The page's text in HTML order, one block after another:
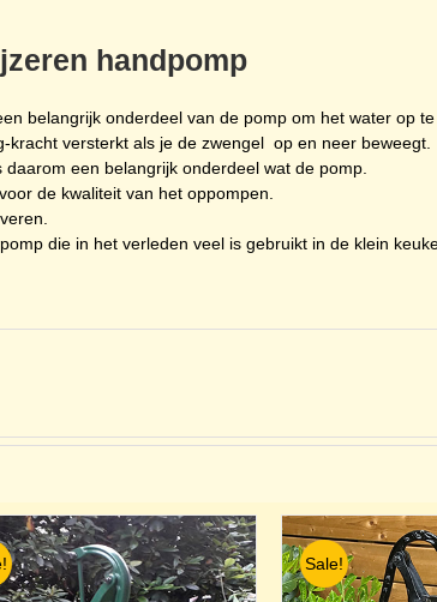
handpomp
belangrijk onderdeel van de pomp om het water op te
versterkt als je de zwengel op en neer beweegt.
een belangrijk onderdeel wat de pomp.
de kwaliteit van het oppompen.
die in het verleden veel is gebruikt in de klein
Sale!